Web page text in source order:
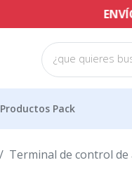
ENVÍO
¿que quieres
Productos Pack
Terminal de control de